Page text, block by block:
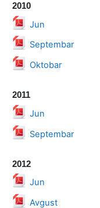
2010
Jun
Datoteka
Septembar
Datoteka
Oktobar
Datoteka
2011
Jun
Datoteka
Septembar
Datoteka
2012
Jun
Datoteka
Avgust
Datoteka